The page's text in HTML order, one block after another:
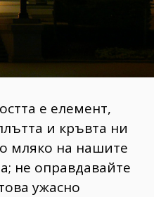
е елемент,
и кръвта ни
мляко на нашите
не оправдавайте
ужасно